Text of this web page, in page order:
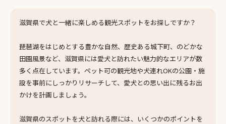
滋賀県で犬と一緒に楽しめる観光スポットをお探しですか？
琵琶湖をはじめとする豊かな自然、歴史ある城下町、のどかな
田園風景など、滋賀県には愛犬と訪れたい魅力的なエリアが数
多く点在しています。ペット可の観光地や犬連れOKの公園・施
設を事前にしっかりリサーチして、愛犬との思い出に残るお出
かけを計画しましょう。
滋賀県のスポットを犬と訪れる際には、いくつかのポイントを